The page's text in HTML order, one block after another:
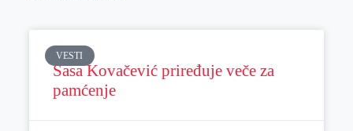
VESTI
Sasa Kovačević priređuje veče za
pamćenje